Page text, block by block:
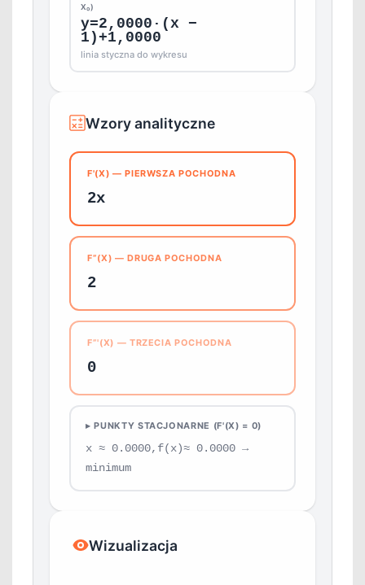
X₀)
y=2,0000·(x −
1)+1,0000
linia styczna do wykresu
Wzory analityczne
F'(X) — PIERWSZA POCHODNA
2x
F”(X) — DRUGA POCHODNA
2
F”'(X) — TRZECIA POCHODNA
0
▸ PUNKTY STACJONARNE (F'(X) = 0)
x ≈ 0.0000,f(x)≈ 0.0000 →
minimum
Wizualizacja